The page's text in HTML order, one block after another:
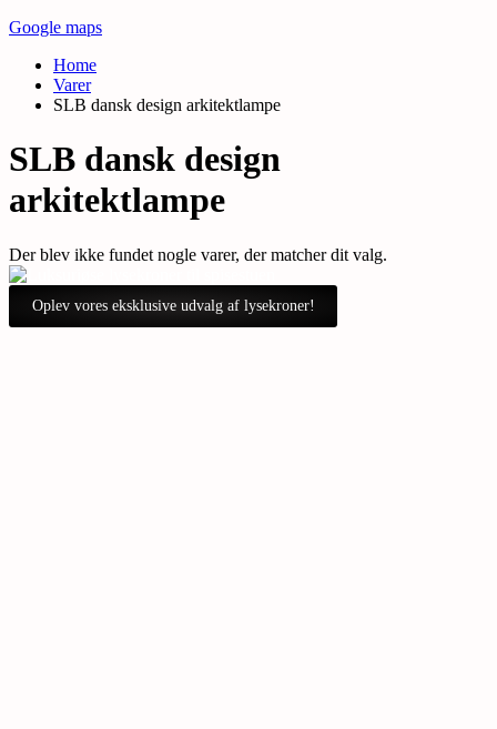
Google maps
Home
Varer
SLB dansk design arkitektlampe
SLB dansk design
arkitektlampe
Der blev ikke fundet nogle varer, der matcher dit valg.
Oplev vores eksklusive udvalg af lysekroner!